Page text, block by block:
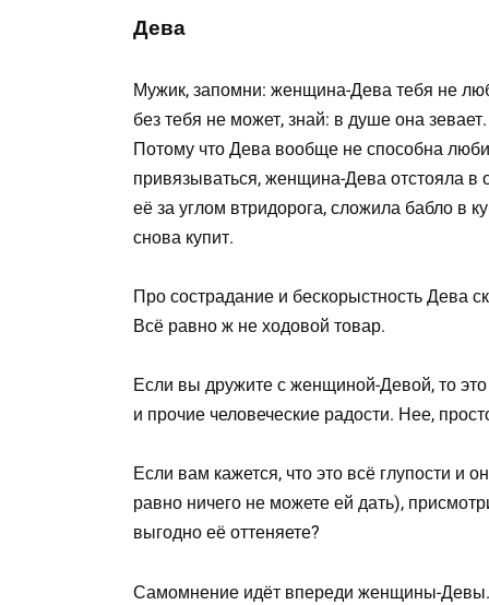
Дева
Мужик, запомни: женщина-Дева тебя не
без тебя не может, знай: в душе она зевает.
Потому что Дева вообще не способна
привязываться, женщина-Дева отстояла
её за углом втридорога, сложила бабло в
снова купит.
Про сострадание и бескорыстность Дева
Всё равно ж не ходовой товар.
Если вы дружите с женщиной-Девой, то
и прочие человеческие радости. Нее,
Если вам кажется, что это всё глупости и
равно ничего не можете ей дать),
выгодно её оттеняете?
Самомнение идёт впереди женщины-Девы.